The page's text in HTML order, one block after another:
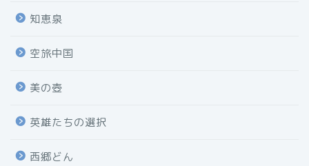
知恵泉
空旅中国
美の壺
英雄たちの選択
西郷どん